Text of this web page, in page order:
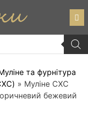
та фурнітура
» Муліне СХС
бежевий